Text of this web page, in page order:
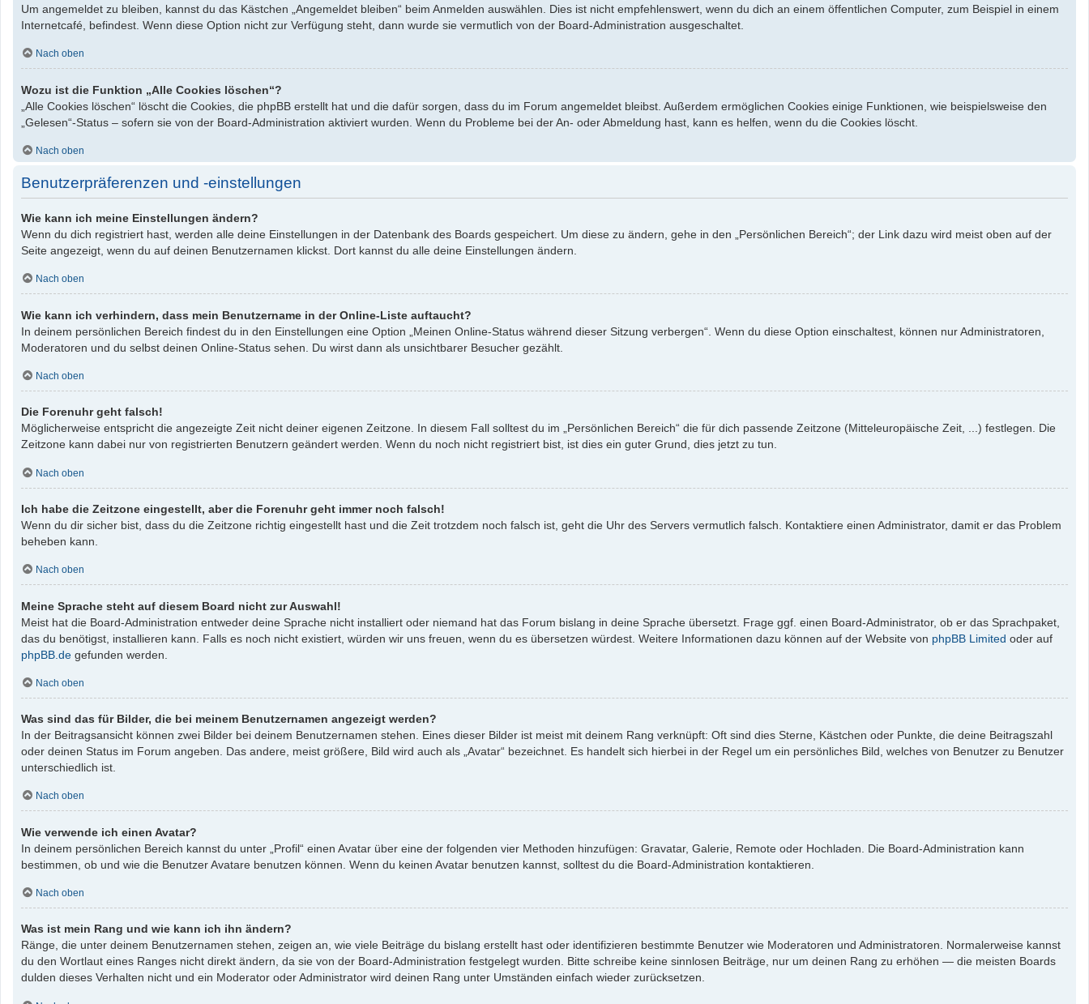
Um angemeldet zu bleiben, kannst du das Kästchen „Angemeldet bleiben“ beim Anmelden auswählen. Dies ist nicht empfehlenswert, wenn du dich an einem öffentlichen Computer, zum Beispiel in einem
Internetcafé, befindest. Wenn diese Option nicht zur Verfügung steht, dann wurde sie vermutlich von der Board-Administration ausgeschaltet.
Nach oben
Wozu ist die Funktion „Alle Cookies löschen“?
„Alle Cookies löschen“ löscht die Cookies, die phpBB erstellt hat und die dafür sorgen, dass du im Forum angemeldet bleibst. Außerdem ermöglichen Cookies einige Funktionen, wie beispielsweise den
„Gelesen“-Status – sofern sie von der Board-Administration aktiviert wurden. Wenn du Probleme bei der An- oder Abmeldung hast, kann es helfen, wenn du die Cookies löscht.
Nach oben
Benutzerpräferenzen und -einstellungen
Wie kann ich meine Einstellungen ändern?
Wenn du dich registriert hast, werden alle deine Einstellungen in der Datenbank des Boards gespeichert. Um diese zu ändern, gehe in den „Persönlichen Bereich“; der Link dazu wird meist oben auf der
Seite angezeigt, wenn du auf deinen Benutzernamen klickst. Dort kannst du alle deine Einstellungen ändern.
Nach oben
Wie kann ich verhindern, dass mein Benutzername in der Online-Liste auftaucht?
In deinem persönlichen Bereich findest du in den Einstellungen eine Option „Meinen Online-Status während dieser Sitzung verbergen“. Wenn du diese Option einschaltest, können nur Administratoren,
Moderatoren und du selbst deinen Online-Status sehen. Du wirst dann als unsichtbarer Besucher gezählt.
Nach oben
Die Forenuhr geht falsch!
Möglicherweise entspricht die angezeigte Zeit nicht deiner eigenen Zeitzone. In diesem Fall solltest du im „Persönlichen Bereich“ die für dich passende Zeitzone (Mitteleuropäische Zeit, ...) festlegen. Die
Zeitzone kann dabei nur von registrierten Benutzern geändert werden. Wenn du noch nicht registriert bist, ist dies ein guter Grund, dies jetzt zu tun.
Nach oben
Ich habe die Zeitzone eingestellt, aber die Forenuhr geht immer noch falsch!
Wenn du dir sicher bist, dass du die Zeitzone richtig eingestellt hast und die Zeit trotzdem noch falsch ist, geht die Uhr des Servers vermutlich falsch. Kontaktiere einen Administrator, damit er das Problem
beheben kann.
Nach oben
Meine Sprache steht auf diesem Board nicht zur Auswahl!
Meist hat die Board-Administration entweder deine Sprache nicht installiert oder niemand hat das Forum bislang in deine Sprache übersetzt. Frage ggf. einen Board-Administrator, ob er das Sprachpaket,
das du benötigst, installieren kann. Falls es noch nicht existiert, würden wir uns freuen, wenn du es übersetzen würdest. Weitere Informationen dazu können auf der Website von phpBB Limited oder auf
phpBB.de gefunden werden.
Nach oben
Was sind das für Bilder, die bei meinem Benutzernamen angezeigt werden?
In der Beitragsansicht können zwei Bilder bei deinem Benutzernamen stehen. Eines dieser Bilder ist meist mit deinem Rang verknüpft: Oft sind dies Sterne, Kästchen oder Punkte, die deine Beitragszahl
oder deinen Status im Forum angeben. Das andere, meist größere, Bild wird auch als „Avatar“ bezeichnet. Es handelt sich hierbei in der Regel um ein persönliches Bild, welches von Benutzer zu Benutzer
unterschiedlich ist.
Nach oben
Wie verwende ich einen Avatar?
In deinem persönlichen Bereich kannst du unter „Profil“ einen Avatar über eine der folgenden vier Methoden hinzufügen: Gravatar, Galerie, Remote oder Hochladen. Die Board-Administration kann
bestimmen, ob und wie die Benutzer Avatare benutzen können. Wenn du keinen Avatar benutzen kannst, solltest du die Board-Administration kontaktieren.
Nach oben
Was ist mein Rang und wie kann ich ihn ändern?
Ränge, die unter deinem Benutzernamen stehen, zeigen an, wie viele Beiträge du bislang erstellt hast oder identifizieren bestimmte Benutzer wie Moderatoren und Administratoren. Normalerweise kannst
du den Wortlaut eines Ranges nicht direkt ändern, da sie von der Board-Administration festgelegt wurden. Bitte schreibe keine sinnlosen Beiträge, nur um deinen Rang zu erhöhen — die meisten Boards
dulden dieses Verhalten nicht und ein Moderator oder Administrator wird deinen Rang unter Umständen einfach wieder zurücksetzen.